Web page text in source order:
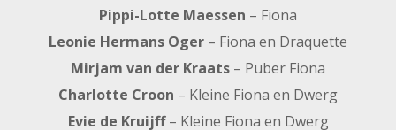
Pippi-Lotte Maessen – Fiona
Leonie Hermans Oger – Fiona en Draquette
Mirjam van der Kraats – Puber Fiona
Charlotte Croon – Kleine Fiona en Dwerg
Evie de Kruijff– Kleine Fiona en Dwerg